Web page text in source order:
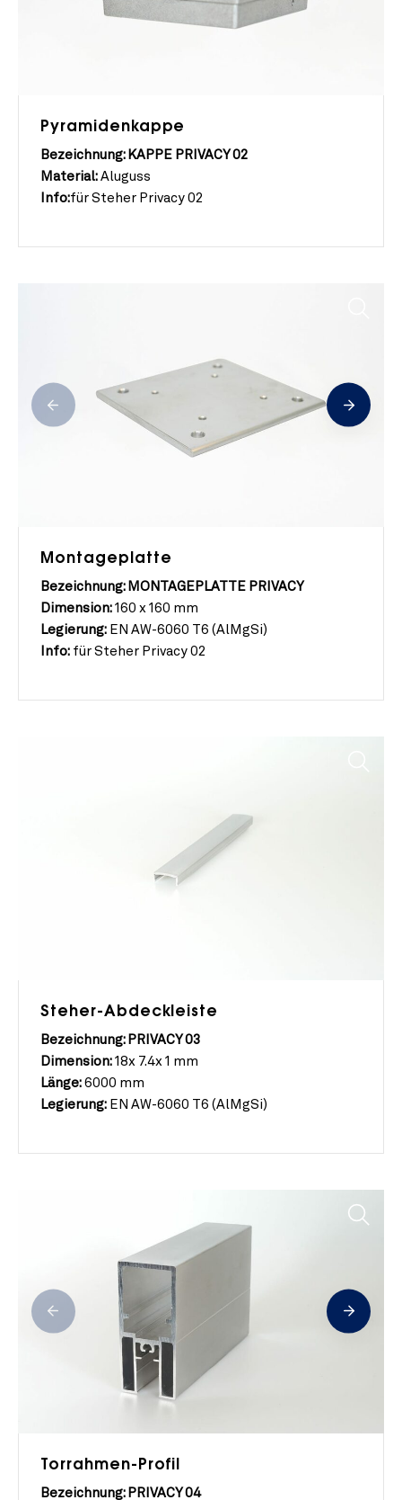
Pyramidenkappe
Bezeichnung: KAPPE PRIVACY 02
Material: Aluguss
Info:für Steher Privacy 02
Montageplatte
Bezeichnung: MONTAGEPLATTE PRIVACY
Dimension: 160 x 160 mm
Legierung: EN AW-6060 T6 (AlMgSi)
Info: für Steher Privacy 02
Steher-Abdeckleiste
Bezeichnung: PRIVACY 03
Dimension: 18x 7.4x 1 mm
Länge: 6000 mm
Legierung: EN AW-6060 T6 (AlMgSi)
Torrahmen-Profil
Bezeichnung: PRIVACY 04